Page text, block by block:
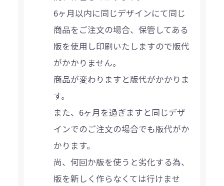
6ヶ月以内に同じデザインにて同じ
商品をご注文の場合、保管してある
版を使用し印刷いたしますので版代
がかかりません。
商品が変わりますと版代がかかりま
す。
また、6ヶ月を過ぎますと同じデザ
インでのご注文の場合でも版代がか
かります。
尚、何回か版を使うと劣化する為、
版を新しく作らなくては行けませ